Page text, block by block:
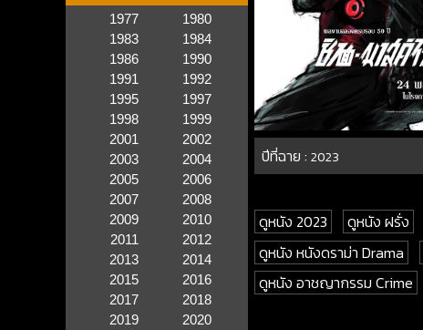
1977
1980
1983
1984
1986
1990
1991
1992
1995
1997
1998
1999
2001
2002
2003
2004
2005
2006
2007
2008
2009
2010
2011
2012
2013
2014
2015
2016
2017
2018
2019
2020
ปีที่ฉาย :2023
ดูหนัง 2023 ดูหนัง ฝรั่ง
ดูหนัง หนังดราม่า Drama
ดูหนัง อาชญากรรม Crime